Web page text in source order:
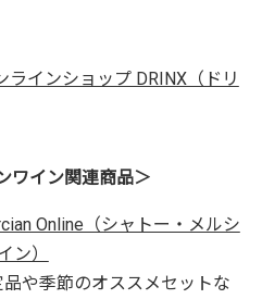
ラインショップ DRINX（ドリ
ワイン関連商品＞
Online（シャトー・メルシ
ン）
や季節のオススメセットな